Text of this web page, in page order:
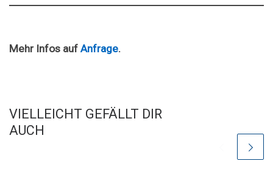
Mehr Infos auf Anfrage.
VIELLEICHT GEFÄLLT DIR
AUCH